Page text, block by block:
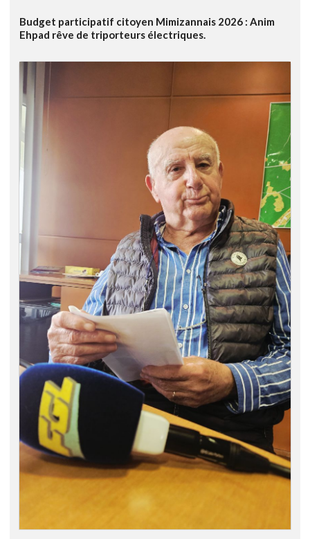
Budget participatif citoyen Mimizannais 2026 : Anim
Ehpad rêve de triporteurs électriques.